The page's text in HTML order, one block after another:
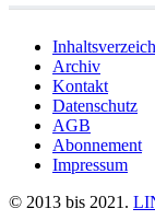
Archiv
Kontakt
Datenschutz
AGB
Abonnement
Impressum
© 2013 bis 2021.